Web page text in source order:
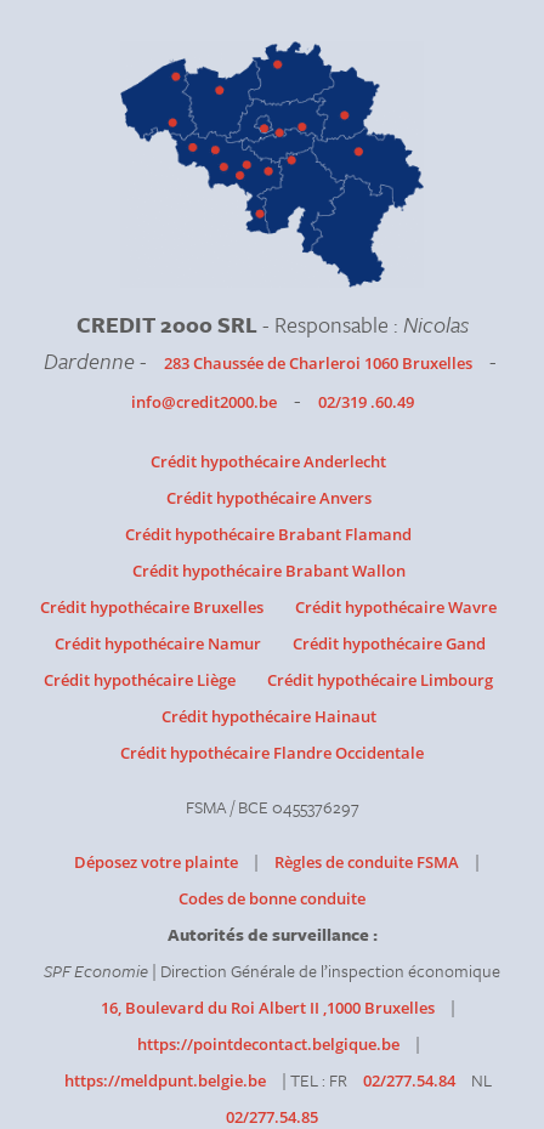
CREDIT 2000 SRL- Responsable :Nicolas
Dardenne- 283 Chaussée de Charleroi 1060 Bruxelles -
info@credit2000.be - 02/319 .60.49
Crédit hypothécaire Anderlecht
Crédit hypothécaire Anvers
Crédit hypothécaire Brabant Flamand
Crédit hypothécaire Brabant Wallon
Crédit hypothécaire Bruxelles
Crédit hypothécaire Wavre
Crédit hypothécaire Namur
Crédit hypothécaire Gand
Crédit hypothécaire Liège
Crédit hypothécaire Limbourg
Crédit hypothécaire Hainaut
Crédit hypothécaire Flandre Occidentale
FSMA / BCE 0455376297
Déposez votre plainte | Règles de conduite FSMA |
Codes de bonne conduite
Autorités de surveillance :
SPF Economie| Direction Générale de l’inspection économique
16, Boulevard du Roi Albert II ,1000 Bruxelles |
https://pointdecontact.belgique.be |
https://meldpunt.belgie.be | TEL : FR 02/277.54.84 NL
02/277.54.85